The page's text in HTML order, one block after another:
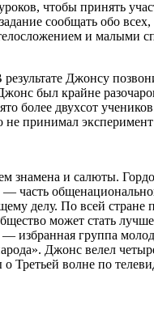
чтобы принять
сообщать обо всех,
и малыми
Джонсу
был крайне
более двухсот
принимал эксперимент
знамена и салюты.
часть
делу. По всей стране
может стать
— избранная группа
Джонс велел
Третьей волне по